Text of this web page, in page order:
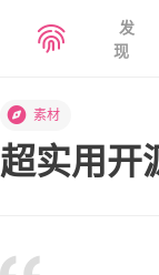
发
现
素材
超实用开